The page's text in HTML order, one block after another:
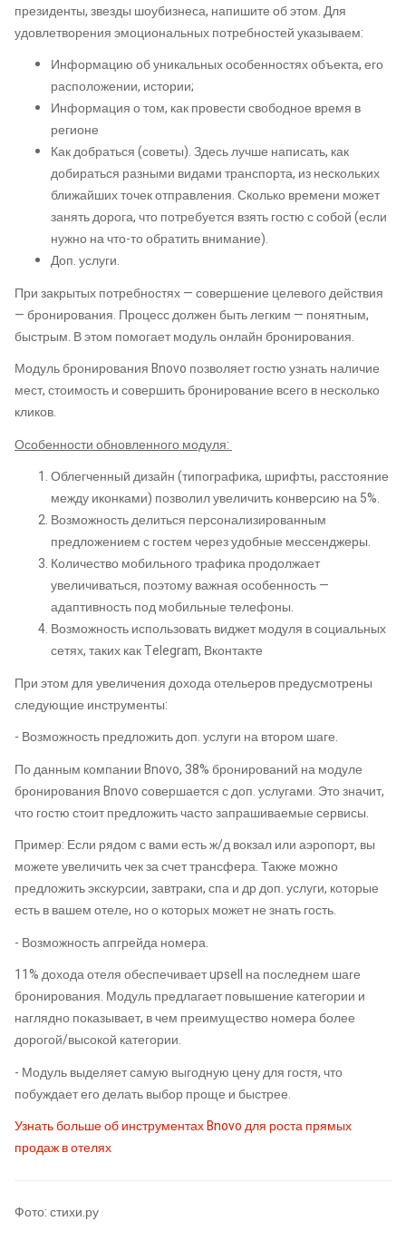
президенты, звезды шоубизнеса, напишите об этом. Для
удовлетворения эмоциональных потребностей указываем:
Информацию об уникальных особенностях объекта, его
расположении, истории;
Информация о том, как провести свободное время в
регионе
Как добраться (советы). Здесь лучше написать, как
добираться разными видами транспорта, из нескольких
ближайших точек отправления. Сколько времени может
занять дорога, что потребуется взять гостю с собой (если
нужно на что-то обратить внимание).
Доп. услуги.
При закрытых потребностях — совершение целевого действия
— бронирования. Процесс должен быть легким — понятным,
быстрым. В этом помогает модуль онлайн бронирования.
Модуль бронирования Bnovo позволяет гостю узнать наличие
мест, стоимость и совершить бронирование всего в несколько
кликов.
Особенности обновленного модуля:
Облегченный дизайн (типографика, шрифты, расстояние
между иконками) позволил увеличить конверсию на 5%.
Возможность делиться персонализированным
предложением с гостем через удобные мессенджеры.
Количество мобильного трафика продолжает
увеличиваться, поэтому важная особенность —
адаптивность под мобильные телефоны.
Возможность использовать виджет модуля в социальных
сетях, таких как Telegram, Вконтакте
При этом для увеличения дохода отельеров предусмотрены
следующие инструменты:
- Возможность предложить доп. услуги на втором шаге.
По данным компании Bnovo, 38% бронирований на модуле
бронирования Bnovo совершается с доп. услугами. Это значит,
что гостю стоит предложить часто запрашиваемые сервисы.
Пример: Если рядом с вами есть ж/д вокзал или аэропорт, вы
можете увеличить чек за счет трансфера. Также можно
предложить экскурсии, завтраки, спа и др доп. услуги, которые
есть в вашем отеле, но о которых может не знать гость.
- Возможность апгрейда номера.
11% дохода отеля обеспечивает upsell на последнем шаге
бронирования. Модуль предлагает повышение категории и
наглядно показывает, в чем преимущество номера более
дорогой/высокой категории.
- Модуль выделяет самую выгодную цену для гостя, что
побуждает его делать выбор проще и быстрее.
Узнать больше об инструментах Bnovo для роста прямых
продаж в отелях
Фото: стихи.ру